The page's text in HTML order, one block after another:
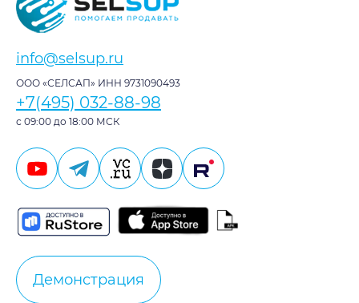
info@selsup.ru
ООО «СЕЛСАП» ИНН 9731090493
+7(495) 032-88-98
с 09:00 до 18:00 МСК
Демонстрация